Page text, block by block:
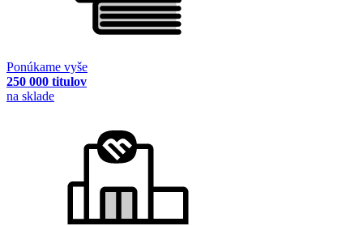
Ponúkame vyše
250 000 titulov
na sklade